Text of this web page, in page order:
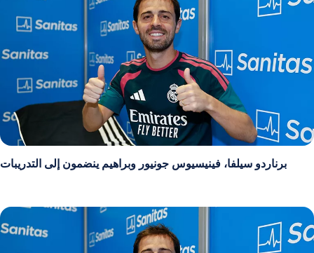
برناردو سيلفا، فينيسيوس جونيور وبراهيم ينضمون إلى التدريبات